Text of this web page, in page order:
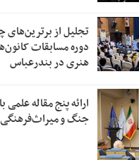
تجلیل از
دوره مسابقات
هنری در بندرعباس
ارائه پنج مقاله
جنگ و میراث‌فرهنگی